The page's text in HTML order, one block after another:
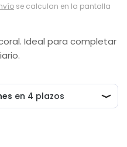
se calculan en la pantalla
Ideal para completar